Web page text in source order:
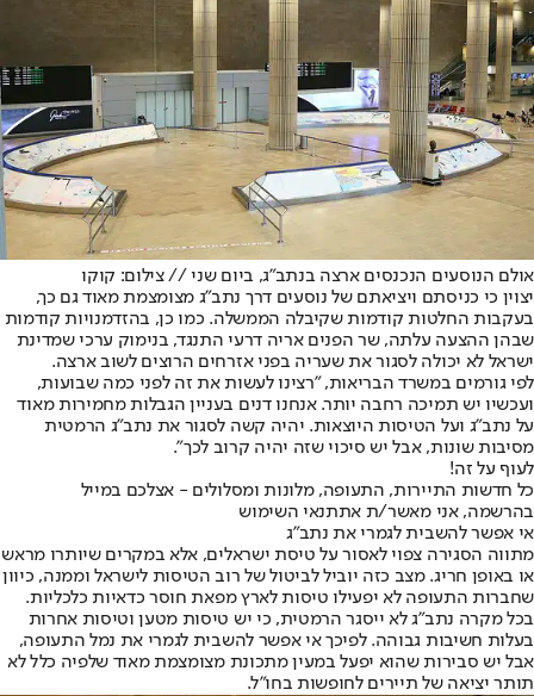
אולם הנוסעים הנכנסים ארצה בנתב"ג, ביום שני // צילום: קוקו
יצוין כי כניסתם ויציאתם של נוסעים דרך נתב"ג מצומצמת מאוד גם כך,
בעקבות החלטות קודמות שקיבלה הממשלה. כמו כן, בהזדמנויות קודמות
שבהן ההצעה עלתה, שר הפנים אריה דרעי התנגד, בנימוק ערכי שמדינת
ישראל לא יכולה לסגור את שעריה בפני אזרחים הרוצים לשוב ארצה.
לפי גורמים במשרד הבריאות, "רצינו לעשות את זה לפני כמה שבועות,
ועכשיו יש תמיכה רחבה יותר. אנחנו דנים בעניין הגבלות מחמירות מאוד
על נתב"ג ועל הטיסות היוצאות. יהיה קשה לסגור את נתב"ג הרמטית
מסיבות שונות, אבל יש סיכוי שזה יהיה קרוב לכך".
לעוף על זה!
כל חדשות התיירות, התעופה, מלונות ומסלולים - אצלכם במייל
בהרשמה, אני מאשר/ת אתתנאי השימוש
אי אפשר להשבית לגמרי את נתב"ג
מתווה הסגירה צפוי לאסור על טיסת ישראלים, אלא במקרים שיותרו מראש
או באופן חריג. מצב כזה יוביל לביטול של רוב הטיסות לישראל וממנה, כיוון
שחברות התעופה לא יפעילו טיסות לארץ מפאת חוסר כדאיות כלכליות.
בכל מקרה נתב"ג לא ייסגר הרמטית, כי יש טיסות מטען וטיסות אחרות
בעלות חשיבות גבוהה. לפיכך אי אפשר להשבית לגמרי את נמל התעופה,
אבל יש סבירות שהוא יפעל במעין מתכונת מצומצמת מאוד שלפיה כלל לא
תותר יציאה של תיירים לחופשות בחו"ל.